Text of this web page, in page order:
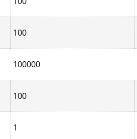
100
100000
100
1